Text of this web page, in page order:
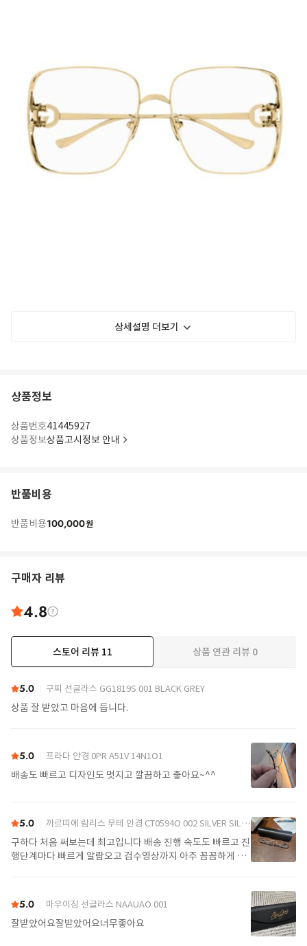
상세설명 더보기
상품정보
상품번호41445927
상품정보상품고시정보 안내
반품비용
반품비용100,000원
구매자 리뷰
4.8
스토어 리뷰 11 상품 연관 리뷰 0
5.0 구찌 선글라스 GG1819S 001 BLACK GREY
상품 잘 받았고 마음에 듭니다.
5.0 프라다 안경 0PR A51V 14N1O1
배송도 빠르고 디자인도 멋지고 깔끔하고 좋아요~^^
5.0 까르띠에 림리스 무테 안경 CT0594O 002 SILVER SILVER TRANSPARENT
구하다 처음 써보는데 최고입니다 배송 진행 속도도 빠르고 진
행단계마다 빠르게 알람오고 검수영상까지 아주 꼼꼼하게 찍
5.0 마우이짐 선글라스 NAAUAO 001
잘받았어요잘받았어요너무좋아요